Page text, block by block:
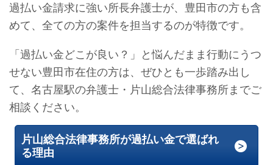
過払い金請求に強い所長弁護士が、豊田市の方も含
めて、全ての方の案件を担当するのが特徴です。
「過払い金どこが良い？」と悩んだまま行動にうつ
せない豊田市在住の方は、ぜひとも一歩踏み出し
て、名古屋駅の弁護士・片山総合法律事務所までご
相談ください。
片山総合法律事務所が過払い金で選ばれ
る理由